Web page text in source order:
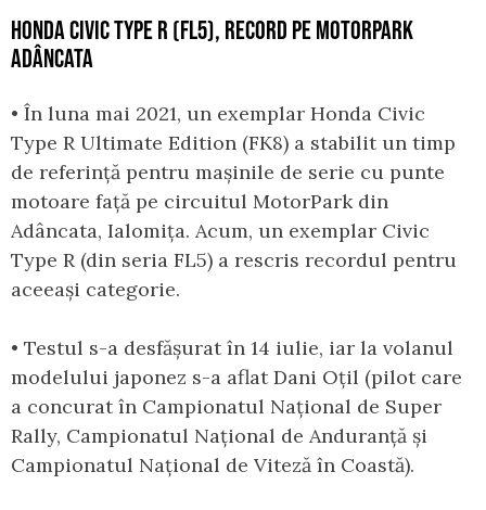
HONDA CIVIC TYPE R (FL5), RECORD PE MOTORPARK
ADÂNCATA
• În luna mai 2021, un exemplar Honda Civic
Type R Ultimate Edition (FK8) a stabilit un timp
de referință pentru mașinile de serie cu punte
motoare față pe circuitul MotorPark din
Adâncata, Ialomița. Acum, un exemplar Civic
Type R (din seria FL5) a rescris recordul pentru
aceeași categorie.
• Testul s-a desfășurat în 14 iulie, iar la volanul
modelului japonez s-a aflat Dani Oțil (pilot care
a concurat în Campionatul Național de Super
Rally, Campionatul Național de Anduranță și
Campionatul Național de Viteză în Coastă).